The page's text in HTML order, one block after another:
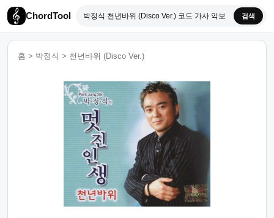
ChordTool 검색
홈 > 박정식 > 천년바위 (Disco Ver.)